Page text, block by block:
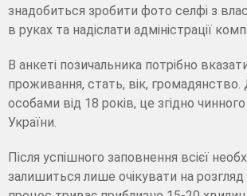
знадобиться зробити фото селфі з
в руках та надіслати адміністрації
В анкеті позичальника потрібно
проживання, стать, вік, громадянство.
особами від 18 років, це згідно
України.
Після успішного заповнення всієї
залишиться лише очікувати на